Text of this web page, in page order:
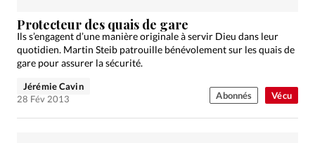
Vécu
Protecteur des quais de gare
Ils s’engagent d’une manière originale à servir Dieu dans leur
quotidien. Martin Steib patrouille bénévolement sur les quais de
gare pour assurer la sécurité.
Jérémie Cavin
28 Fév 2013
Abonnés